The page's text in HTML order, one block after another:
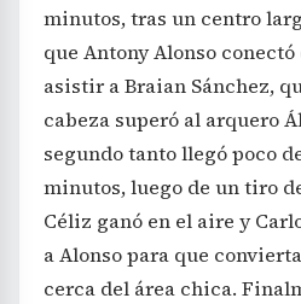
minutos, tras un centro
que Antony Alonso
asistir a Braian Sánchez,
cabeza superó al arquero
segundo tanto llegó poco
minutos, luego de un tiro
Céliz ganó en el aire y
a Alonso para que
cerca del área chica.